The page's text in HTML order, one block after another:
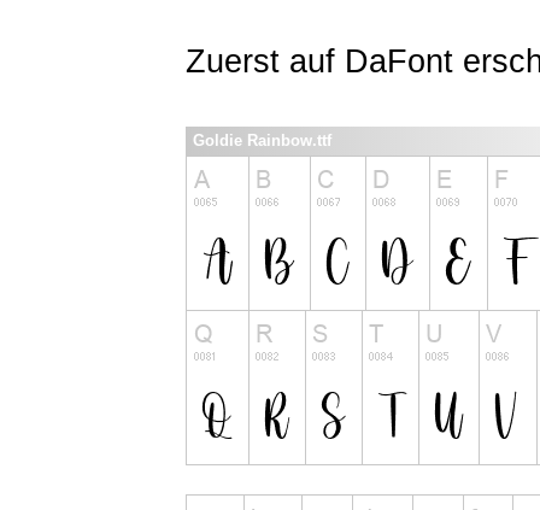
Zuerst auf DaFont
Goldie Rainbow.ttf